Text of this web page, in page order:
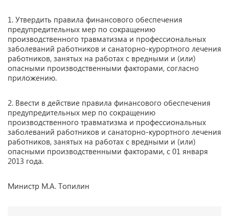
1. Утвердить правила финансового обеспечения
предупредительных мер по сокращению
производственного травматизма и профессиональных
заболеваний работников и санаторно-курортного лечения
работников, занятых на работах с вредными и (или)
опасными производственными факторами, согласно
приложению.
2. Ввести в действие правила финансового обеспечения
предупредительных мер по сокращению
производственного травматизма и профессиональных
заболеваний работников и санаторно-курортного лечения
работников, занятых на работах с вредными и (или)
опасными производственными факторами, с 01 января
2013 года.
Министр М.А. Топилин